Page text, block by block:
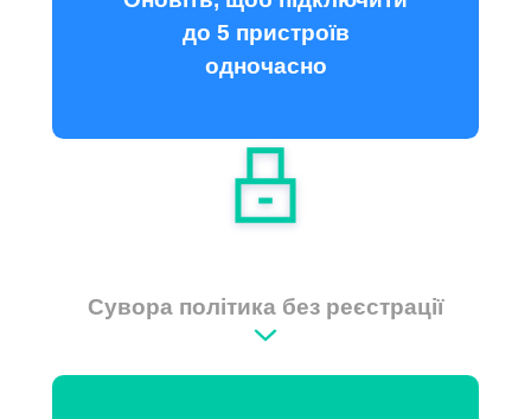
до 5 пристроїв
одночасно
Сувора політика без реєстрації